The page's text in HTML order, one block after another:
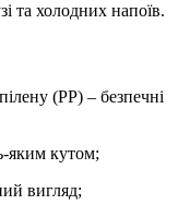
та холодних напоїв.
(PP) – безпечні
яким кутом;
вигляд;